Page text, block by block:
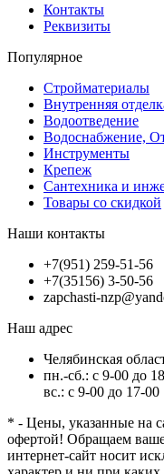
Контакты
Реквизиты
Популярное
Стройматериалы
Внутренняя
Водоотведение
Водоснабжение,
Инструменты
Крепеж
Сантехника и
Товары со скидкой
Наши контакты
+7(951) 259-51-56
+7(35156) 3-50-56
zapchasti-
Наш адрес
Челябинская
пн.-сб.: с 9-00 до
вс.: с 9-00 до 17-00
* - Цены, указанные на
офертой! Обращаем
интернет-сайт носит